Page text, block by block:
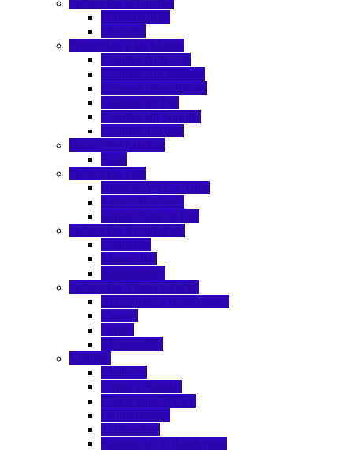
Protección al Cuerpo
Impermeables
Overoles
Protección a las Manos
Guantes Anticorte
Guantes con Soporte
Guantes Desechables
Guantes de Piel
Guantes sin Soporte
Guantes Textiles
Protección Lumbar
Fajas
Protección Pies
Botas de PVC y Hule
Zapato Borceguí
Zapato Bota de Piel
Protección Respiratoria
Cartuchos
Mascarillas
Respiradores
Protección Visual y Facial
Accesorios y Refacciones
Caretas
Lentes
Monogogles
Vialidad
Chalecos
Cintas y Bandas
Conos para Tráfico
Delimitadores
Trafitambos
Banderolas Y Banderines